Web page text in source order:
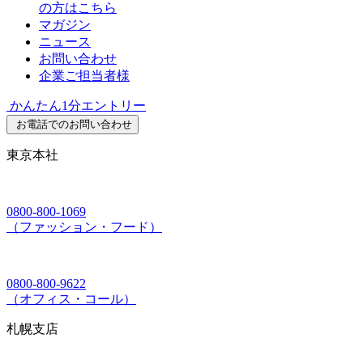
の方はこちら
マガジン
ニュース
お問い合わせ
企業ご担当者様
かんたん1分エントリー
お電話でのお問い合わせ
東京本社
0800-800-1069
（ファッション・フード）
0800-800-9622
（オフィス・コール）
札幌支店